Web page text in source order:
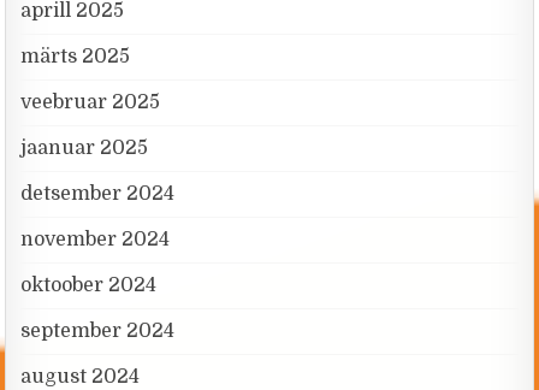
aprill 2025
märts 2025
veebruar 2025
jaanuar 2025
detsember 2024
november 2024
oktoober 2024
september 2024
august 2024